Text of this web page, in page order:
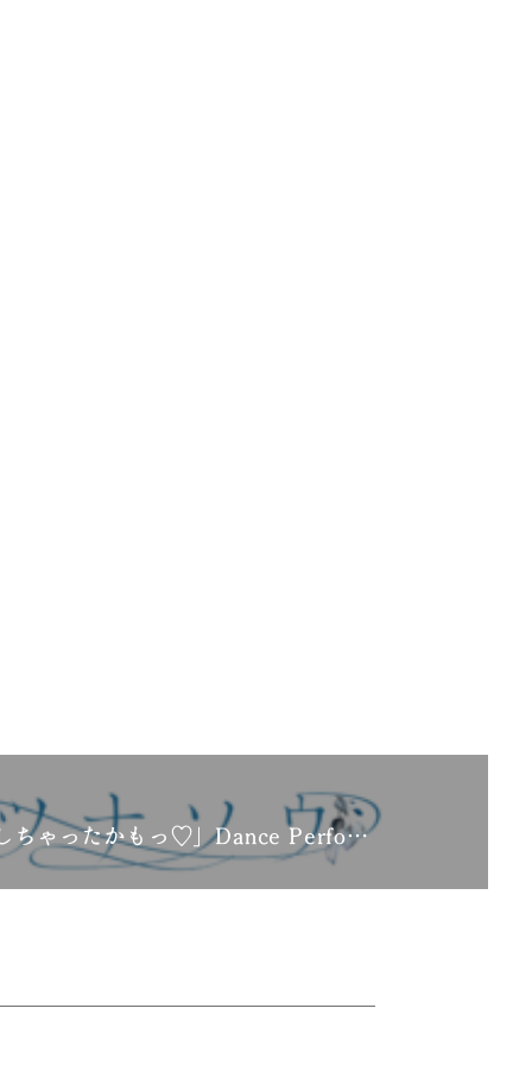
しちゃったかもっ♡」Dance Perfo…